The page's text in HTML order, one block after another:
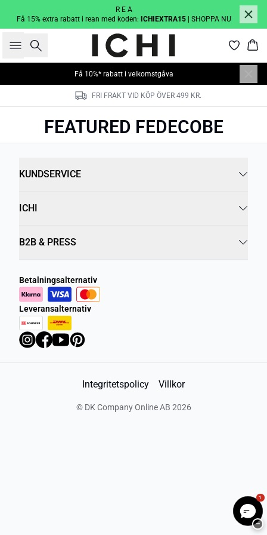
R E A
Få 15% extra rabatt i rean med koden: ICHIEXTRA15 | SHOPPA NU
Sök
Få 10%* rabatt i velkomstgåva
FRI FRAKT VID KÖP ÖVER 499 KR.
FEATURED FEDECOBE
KUNDSERVICE
ICHI
B2B & PRESS
Betalningsalternativ
Leveransalternativ
Integritetspolicy Villkor
© DK Company Online AB 2026
1
−